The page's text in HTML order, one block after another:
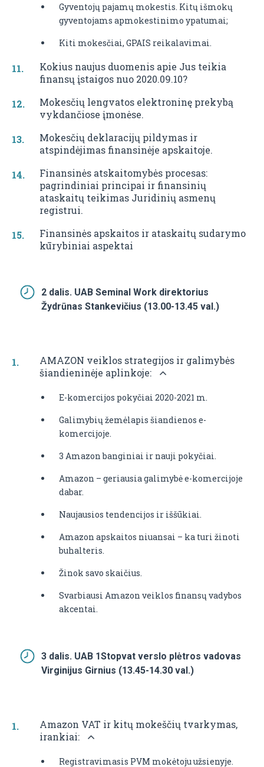
Gyventojų pajamų mokestis. Kitų išmokų
gyventojams apmokestinimo ypatumai;
Kiti mokesčiai, GPAIS reikalavimai.
Kokius naujus duomenis apie Jus teikia
finansų įstaigos nuo 2020.09.10?
Mokesčių lengvatos elektroninę prekybą
vykdančiose įmonėse.
Mokesčių deklaracijų pildymas ir
atspindėjimas finansinėje apskaitoje.
Finansinės atskaitomybės procesas:
pagrindiniai principai ir finansinių
ataskaitų teikimas Juridinių asmenų
registrui.
Finansinės apskaitos ir ataskaitų sudarymo
kūrybiniai aspektai
2 dalis. UAB Seminal Work direktorius
Žydrūnas Stankevičius (13.00-13.45 val.)
AMAZON veiklos strategijos ir galimybės
šiandieninėje aplinkoje:
E-komercijos pokyčiai 2020-2021 m.
Galimybių žemėlapis šiandienos e-
komercijoje.
3 Amazon banginiai ir nauji pokyčiai.
Amazon – geriausia galimybė e-komercijoje
dabar.
Naujausios tendencijos ir iššūkiai.
Amazon apskaitos niuansai – ka turi žinoti
buhalteris.
Žinok savo skaičius.
Svarbiausi Amazon veiklos finansų vadybos
akcentai.
3 dalis. UAB 1Stopvat verslo plėtros vadovas
Virginijus Girnius (13.45-14.30 val.)
Amazon VAT ir kitų mokeščių tvarkymas,
irankiai:
Registravimasis PVM mokėtoju užsienyje.